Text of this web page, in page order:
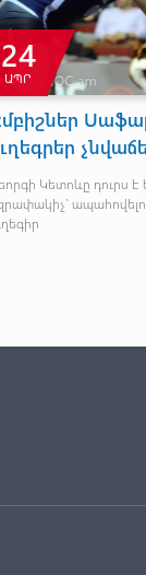
7
ՀՈՒԼ
ՕԼԻՄՊԻԱԿԱՆ
Բացառություն են
տարածքները և